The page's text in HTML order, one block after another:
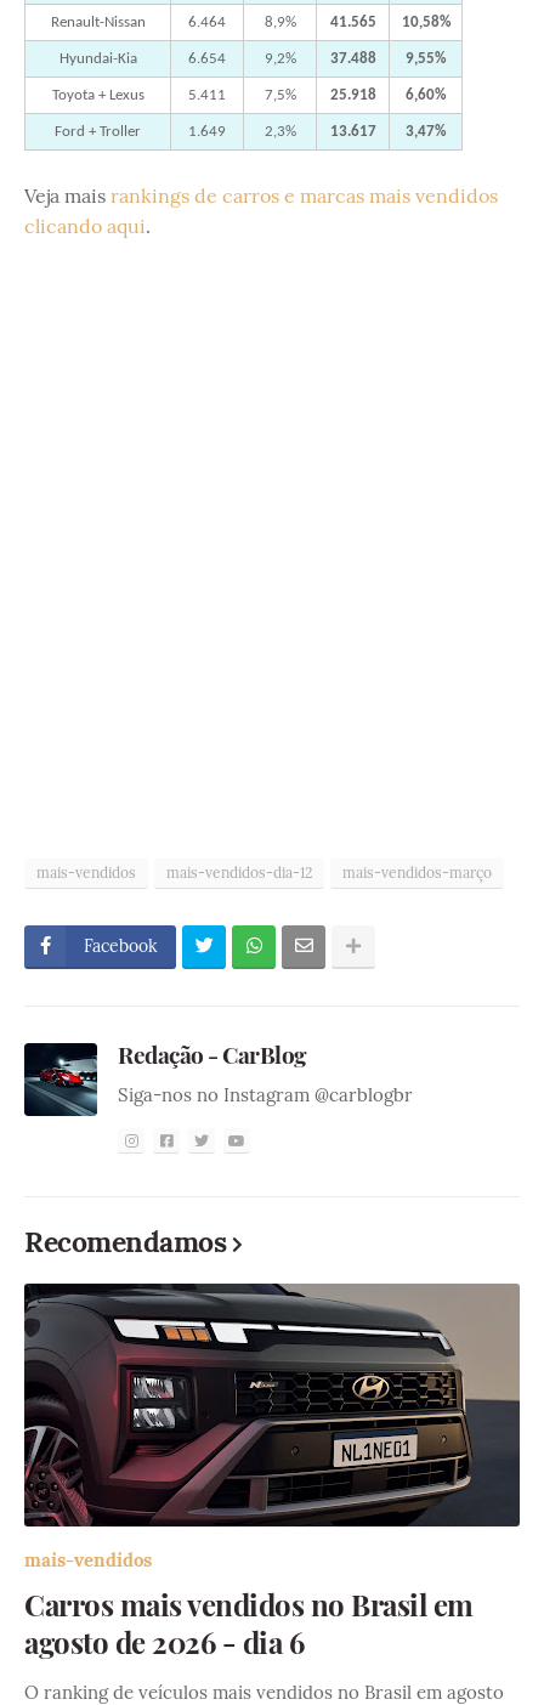
Renault-Nissan 6.464 8,9% 41.565 10,58%
Hyundai-Kia 6.654 9,2% 37.488 9,55%
Toyota + Lexus 5.411 7,5% 25.918 6,60%
Ford + Troller 1.649 2,3% 13.617 3,47%
Veja mais rankings de carros e marcas mais vendidos
clicando aqui.
mais-vendidos mais-vendidos-dia-12 mais-vendidos-março
Facebook
Redação - CarBlog
Siga-nos no Instagram @carblogbr
Recomendamos
mais-vendidos
Carros mais vendidos no Brasil em
agosto de 2026 - dia 6
O ranking de veículos mais vendidos no Brasil em agosto